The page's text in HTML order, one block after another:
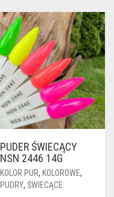
PUDER ŚWIECĄCY
NSN 2446 14G
KOLOR PUR, KOLOROWE,
PUDRY, ŚWIECĄCE